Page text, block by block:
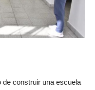
construir una escuela